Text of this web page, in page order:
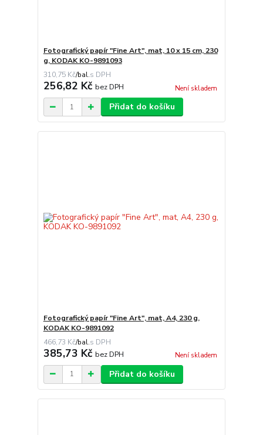
Fotografický papír "Fine Art", mat, 10 x 15 cm, 230
g, KODAK KO-9891093
310,75 Kč/bal.
256,82 Kč bez DPH Není skladem
Přidat do košíku
Fotografický papír "Fine Art", mat, A4, 230 g,
KODAK KO-9891092
466,73 Kč/bal.
385,73 Kč bez DPH Není skladem
Přidat do košíku